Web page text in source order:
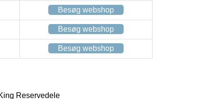
Besøg webshop
Besøg webshop
Besøg webshop
Reservedele